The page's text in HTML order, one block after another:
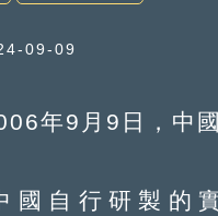
09-09
9月9日，中國
行研製的實